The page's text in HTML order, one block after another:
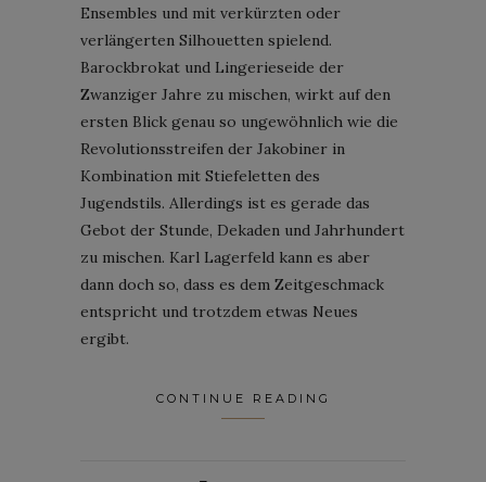
Ensembles und mit verkürzten oder
verlängerten Silhouetten spielend.
Barockbrokat und Lingerieseide der
Zwanziger Jahre zu mischen, wirkt auf den
ersten Blick genau so ungewöhnlich wie die
Revolutionsstreifen der Jakobiner in
Kombination mit Stiefeletten des
Jugendstils. Allerdings ist es gerade das
Gebot der Stunde, Dekaden und Jahrhundert
zu mischen. Karl Lagerfeld kann es aber
dann doch so, dass es dem Zeitgeschmack
entspricht und trotzdem etwas Neues
ergibt.
CONTINUE READING